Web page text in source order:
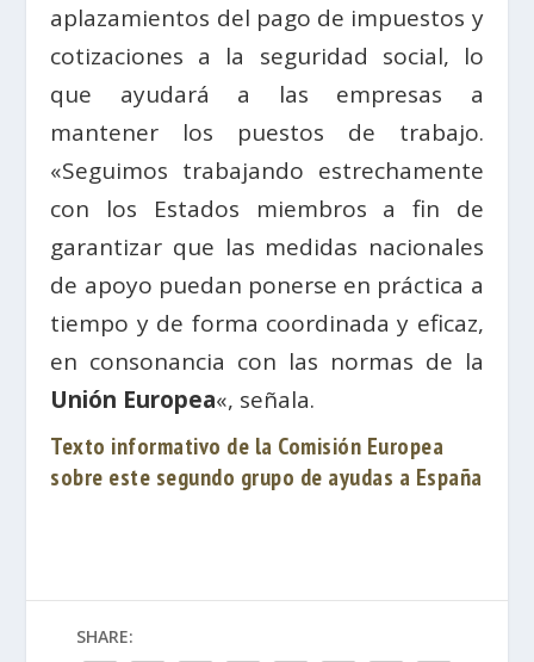
aplazamientos del pago de impuestos y
cotizaciones a la seguridad social, lo
que ayudará a las empresas a
mantener los puestos de trabajo.
«Seguimos trabajando estrechamente
con los Estados miembros a fin de
garantizar que las medidas nacionales
de apoyo puedan ponerse en práctica a
tiempo y de forma coordinada y eficaz,
en consonancia con las normas de la
Unión Europea«, señala.
Texto informativo de la Comisión Europea
sobre este segundo grupo de ayudas a España
SHARE: